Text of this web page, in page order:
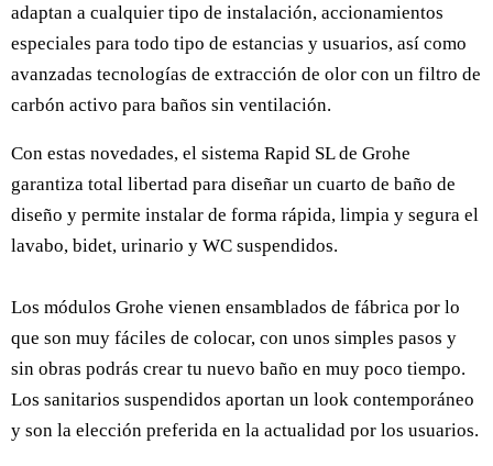
adaptan a cualquier tipo de instalación, accionamientos
especiales para todo tipo de estancias y usuarios, así como
avanzadas tecnologías de extracción de olor con un filtro de
carbón activo para baños sin ventilación.
Con estas novedades, el sistema Rapid SL de Grohe
garantiza total libertad para diseñar un cuarto de baño de
diseño y permite instalar de forma rápida, limpia y segura el
lavabo, bidet, urinario y WC suspendidos.
Los módulos Grohe vienen ensamblados de fábrica por lo
que son muy fáciles de colocar, con unos simples pasos y
sin obras podrás crear tu nuevo baño en muy poco tiempo.
Los sanitarios suspendidos aportan un look contemporáneo
y son la elección preferida en la actualidad por los usuarios.